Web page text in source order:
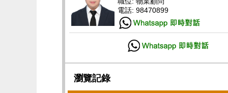
電話: 98470899
瀏覽記錄